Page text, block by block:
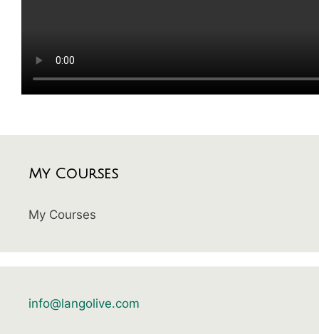
My Courses
My Courses
info@langolive.com